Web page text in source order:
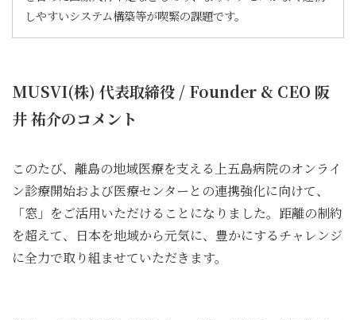
しやすいシステム構築等が喫緊の課題です。
MUSVI(株) 代表取締役 / Founder & CEO 阪
井 祐介のコメント
このたび、離島の地域医療を支える上五島病院のオンライ
ン診療開始および医療センターとの連携強化に向けて、
「窓」をご活用いただけることになりました。距離の制約
を超えて、日本を地域から元気に、豊かにするチャレンジ
に全力で取り組ませていただきます。